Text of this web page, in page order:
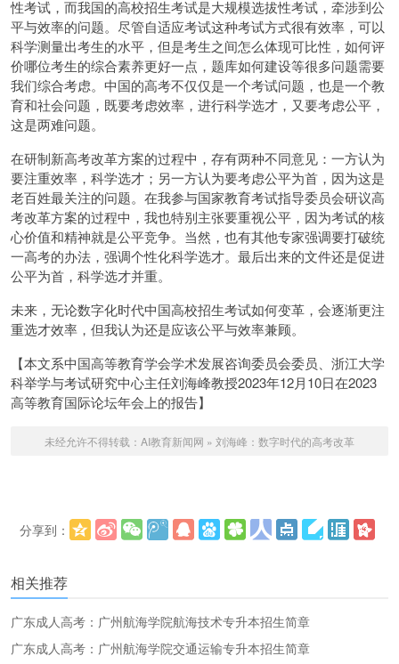
性考试，而我国的高校招生考试是大规模选拔性考试，牵涉到公
平与效率的问题。尽管自适应考试这种考试方式很有效率，可以
科学测量出考生的水平，但是考生之间怎么体现可比性，如何评
价哪位考生的综合素养更好一点，题库如何建设等很多问题需要
我们综合考虑。中国的高考不仅仅是一个考试问题，也是一个教
育和社会问题，既要考虑效率，进行科学选才，又要考虑公平，
这是两难问题。
在研制新高考改革方案的过程中，存有两种不同意见：一方认为
要注重效率，科学选才；另一方认为要考虑公平为首，因为这是
老百姓最关注的问题。在我参与国家教育考试指导委员会研议高
考改革方案的过程中，我也特别主张要重视公平，因为考试的核
心价值和精神就是公平竞争。当然，也有其他专家强调要打破统
一高考的办法，强调个性化科学选才。最后出来的文件还是促进
公平为首，科学选才并重。
未来，无论数字化时代中国高校招生考试如何变革，会逐渐更注
重选才效率，但我认为还是应该公平与效率兼顾。
【本文系中国高等教育学会学术发展咨询委员会委员、浙江大学
科举学与考试研究中心主任刘海峰教授2023年12月10日在2023
高等教育国际论坛年会上的报告】
未经允许不得转载： AI教育新闻网 » 刘海峰：数字时代的高考改革
分享到：
相关推荐
广东成人高考：广州航海学院航海技术专升本招生简章
广东成人高考：广州航海学院交通运输专升本招生简章